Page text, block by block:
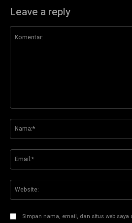
Leave a reply
Simpan nama, email, dan situs web